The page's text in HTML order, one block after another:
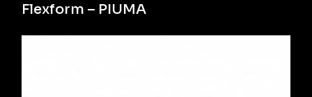
Flexform – PIUMA